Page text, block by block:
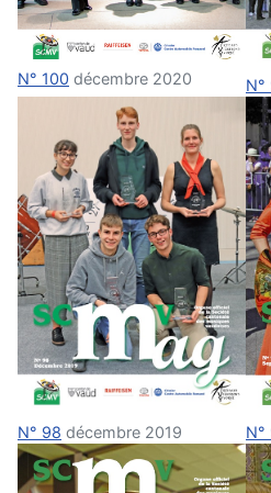
N° 100 décembre 2020 N°
N° 98 décembre 2019 N°